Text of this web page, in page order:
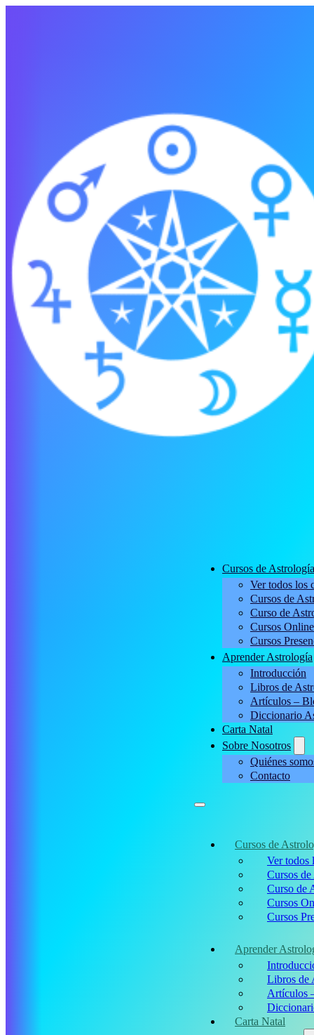
Cursos de Astrología
Ver todos los
Cursos de
Curso de
Cursos Online
Cursos
Aprender Astrología
Introducción
Libros de
Artículos –
Diccionario
Carta Natal
Sobre Nosotros
Quiénes
Contacto
Cursos de
Ver todos
Cursos
Curso de
Cursos
Cursos
Aprender
Libros de
Artículos
Carta Natal